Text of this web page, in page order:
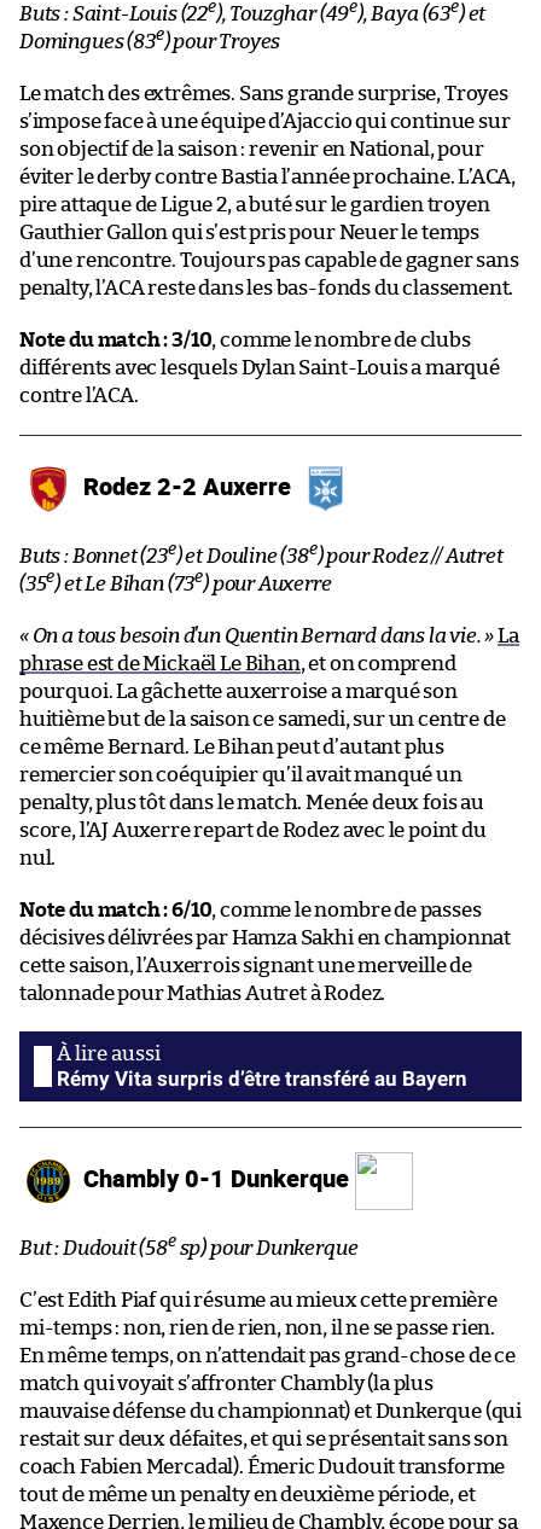
Buts : Saint-Louis (22e), Touzghar (49e), Baya (63e) et
Domingues (83e) pour Troyes
Le match des extrêmes. Sans grande surprise, Troyes
s’impose face à une équipe d’Ajaccio qui continue sur
son objectif de la saison : revenir en National, pour
éviter le derby contre Bastia l’année prochaine. L’ACA,
pire attaque de Ligue 2, a buté sur le gardien troyen
Gauthier Gallon qui s’est pris pour Neuer le temps
d’une rencontre. Toujours pas capable de gagner sans
penalty, l’ACA reste dans les bas-fonds du classement.
Note du match : 3/10, comme le nombre de clubs
différents avec lesquels Dylan Saint-Louis a marqué
contre l’ACA.
Rodez 2-2 Auxerre
Buts : Bonnet (23e) et Douline (38e) pour Rodez // Autret
(35e) et Le Bihan (73e) pour Auxerre
« On a tous besoin d’un Quentin Bernard dans la vie. »La
phrase est de Mickaël Le Bihan, et on comprend
pourquoi. La gâchette auxerroise a marqué son
huitième but de la saison ce samedi, sur un centre de
ce même Bernard. Le Bihan peut d’autant plus
remercier son coéquipier qu’il avait manqué un
penalty, plus tôt dans le match. Menée deux fois au
score, l’AJ Auxerre repart de Rodez avec le point du
nul.
Note du match : 6/10, comme le nombre de passes
décisives délivrées par Hamza Sakhi en championnat
cette saison, l’Auxerrois signant une merveille de
talonnade pour Mathias Autret à Rodez.
Rémy Vita surpris d’être transféré au Bayern
Chambly 0-1 Dunkerque
But : Dudouit (58esp) pour Dunkerque
C’est Edith Piaf qui résume au mieux cette première
mi-temps : non, rien de rien, non, il ne se passe rien.
En même temps, on n’attendait pas grand-chose de ce
match qui voyait s’affronter Chambly (la plus
mauvaise défense du championnat) et Dunkerque (qui
restait sur deux défaites, et qui se présentait sans son
coach Fabien Mercadal). Émeric Dudouit transforme
tout de même un penalty en deuxième période, et
Maxence Derrien, le milieu de Chambly, écope pour sa